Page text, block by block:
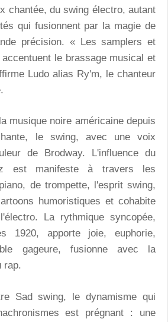
chantée, du swing électro, autant
qui fusionnent par la magie de
précision. « Les samplers et
le brassage musical et
Ludo alias Ry'm, le chanteur
musique noire américaine depuis
le swing, avec une voix
de Brodway. L'influence du
est manifeste à travers les
de trompette, l'esprit swing,
humoristiques et cohabite
La rythmique syncopée,
1920, apporte joie, euphorie,
gageure, fusionne avec la
rap.
Sad swing, le dynamisme qui
est prégnant : une